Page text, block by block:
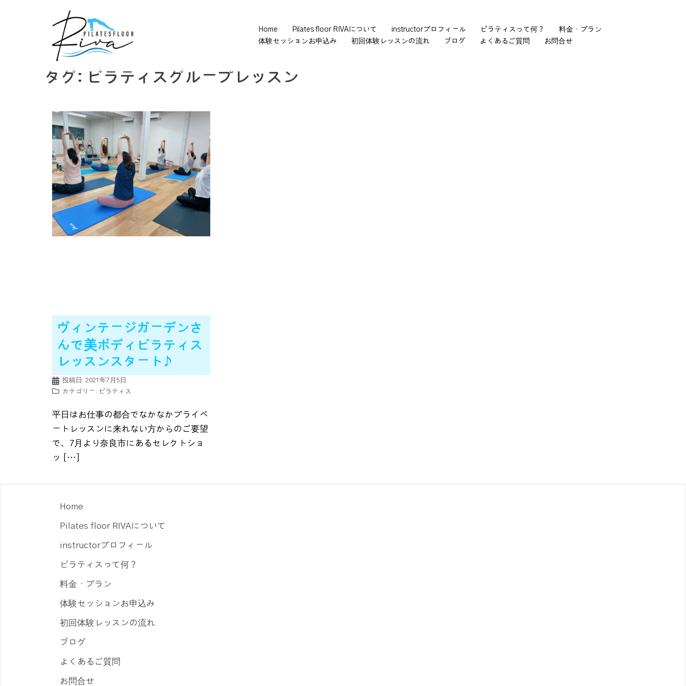
Home Pilates floor RIVAについて instructorプロフィール ピラティスって何？
料金・プラン
体験セッションお申込み
初回体験レッスンの流れ ブログ よくあるご質問 お問合せ
タグ: ピラティスグループレッスン
ヴィンテージガーデンさ
んで美ボディピラティス
レッスンスタート♪
投稿日: 2021年7月5日
カテゴリー: ピラティス
平日はお仕事の都合でなかなかプライベ
ートレッスンに来れない方からのご要望
で、7月より奈良市にあるセレクトショ
ッ […]
Home
Pilates floor RIVAについて
instructorプロフィール
ピラティスって何？
料金・プラン
体験セッションお申込み
初回体験レッスンの流れ
ブログ
よくあるご質問
お問合せ